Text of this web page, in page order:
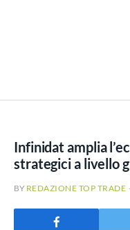
Infinidat amplia
strategici a livello
BY REDAZIONE TOP TRADE